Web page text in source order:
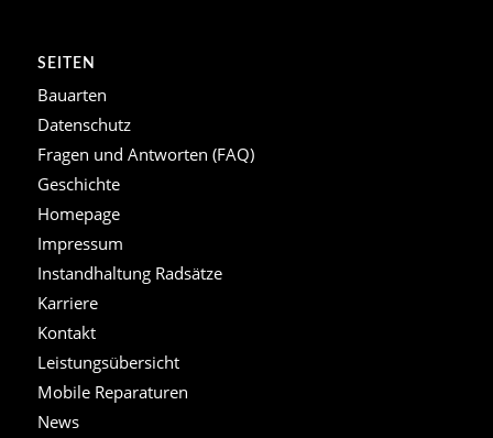
SEITEN
Bauarten
Datenschutz
Fragen und Antworten (FAQ)
Geschichte
Homepage
Impressum
Instandhaltung Radsätze
Karriere
Kontakt
Leistungsübersicht
Mobile Reparaturen
News